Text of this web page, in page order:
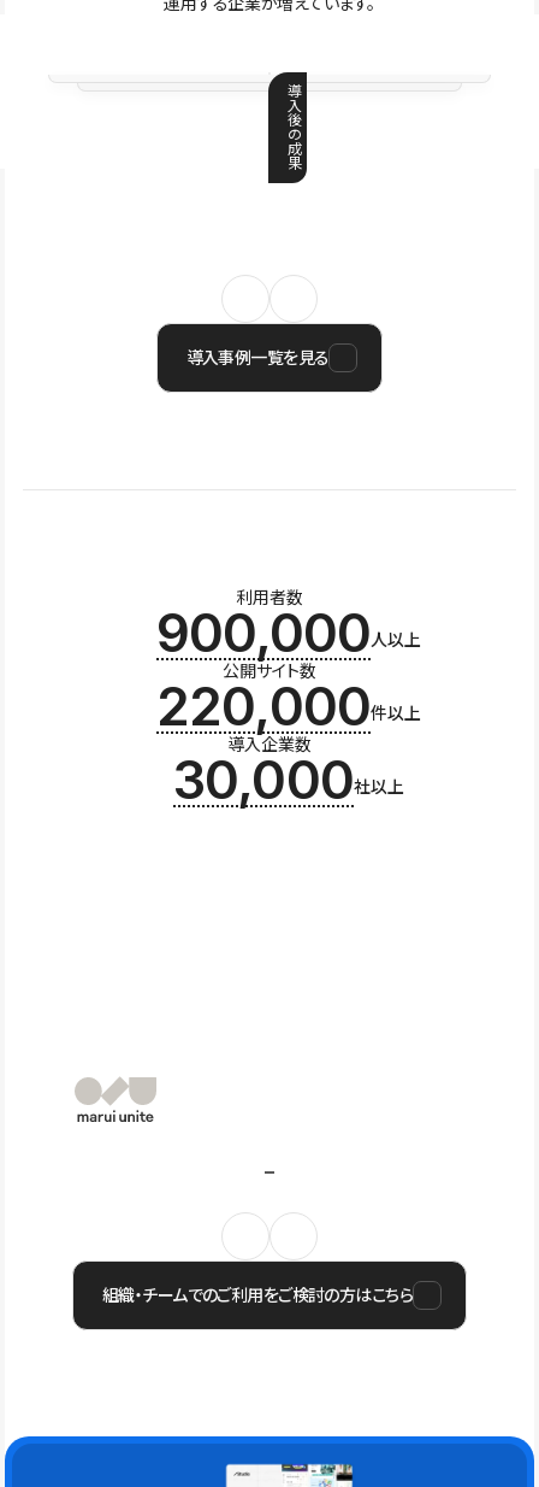
導
入
後
の
成
果
導入事例一覧を見る
利用者数
900,000人以上
公開サイト数
220,000件以上
導入企業数
30,000社以上
組織・チームでのご利用をご検討の方はこちら